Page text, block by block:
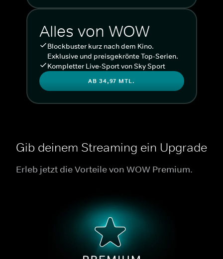
Alles von WOW
Blockbuster kurz nach dem Kino.
Exklusive und preisgekrönte Top-Serien.
Kompletter Live-Sport von Sky Sport
AB 34,97 MTL.
Gib deinem Streaming ein Upgrade
Erleb jetzt die Vorteile von WOW Premium.